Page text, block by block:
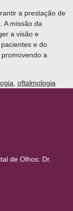
a prestação de
A missão da
a visão e
e do
a
, oftalmologia
de Olhos: Dr.